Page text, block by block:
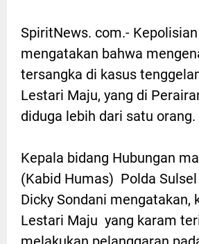
SpiritNews. com.-
mengatakan bahwa
tersangka di kasus
Lestari Maju, yang di
diduga lebih dari satu orang.
Kepala bidang Hubungan
(Kabid Humas) Polda
Dicky Sondani mengatakan,
Lestari Maju yang karam